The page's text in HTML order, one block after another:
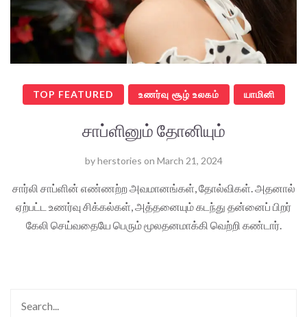
TOP FEATURED உணர்வு சூழ் உலகம் யாமினி
சாப்ளினும் தோனியும்
byherstories on March 21, 2024
சார்லி சாப்ளின் எண்ணற்ற அவமானங்கள், தோல்விகள். அதனால்
ஏற்பட்ட உணர்வு சிக்கல்கள், அத்தனையும் கடந்து தன்னைப் பிறர்
கேலி செய்வதையே பெரும் மூலதனமாக்கி வெற்றி கண்டார்.